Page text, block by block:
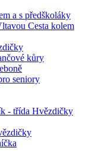
a s předškoláky
Cesta kolem
kůry
seniory
- třída Hvězdičky